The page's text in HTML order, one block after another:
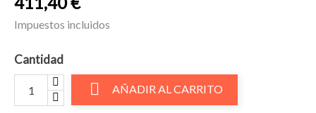
Impuestos incluidos
Cantidad
 AÑADIR AL CARRITO